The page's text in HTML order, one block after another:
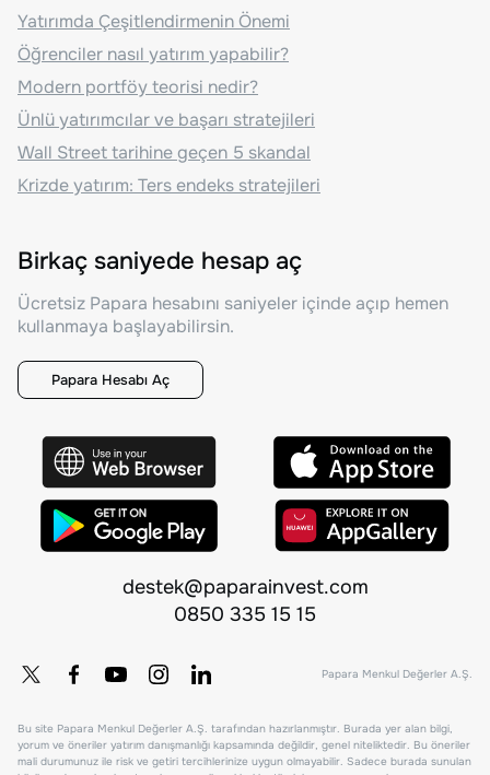
Yatırımda Çeşitlendirmenin Önemi
Öğrenciler nasıl yatırım yapabilir?
Modern portföy teorisi nedir?
Ünlü yatırımcılar ve başarı stratejileri
Wall Street tarihine geçen 5 skandal
Krizde yatırım: Ters endeks stratejileri
Birkaç saniyede hesap aç
Ücretsiz Papara hesabını saniyeler içinde açıp hemen
kullanmaya başlayabilirsin.
Papara Hesabı Aç
destek@paparainvest.com
0850 335 15 15
Papara Menkul Değerler A.Ş.
Bu site Papara Menkul Değerler A.Ş. tarafından hazırlanmıştır. Burada yer alan bilgi,
yorum ve öneriler yatırım danışmanlığı kapsamında değildir, genel niteliktedir. Bu öneriler
mali durumunuz ile risk ve getiri tercihlerinize uygun olmayabilir. Sadece burada sunulan